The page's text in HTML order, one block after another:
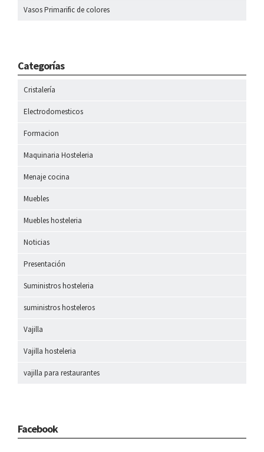
Vasos Primarific de colores
Categorías
Cristalería
Electrodomesticos
Formacion
Maquinaria Hosteleria
Menaje cocina
Muebles
Muebles hosteleria
Noticias
Presentación
Suministros hosteleria
suministros hosteleros
Vajilla
Vajilla hosteleria
vajilla para restaurantes
Facebook